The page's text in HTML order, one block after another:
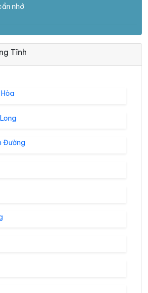
nhớ
Tĩnh
Đường